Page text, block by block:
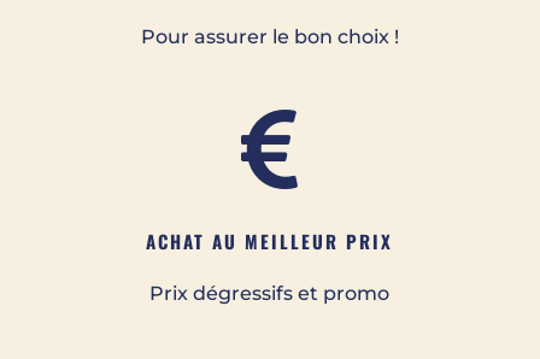
Pour assurer le bon choix !

ACHAT AU MEILLEUR PRIX
Prix dégressifs et promo